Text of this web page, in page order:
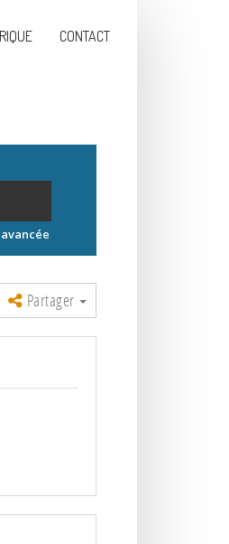
CONTACT
Partager